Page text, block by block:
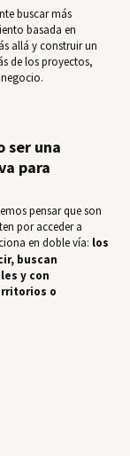
buscar más
basada en
allá y construir un
de los proyectos,
ser una
para
pensar que son
por acceder a
en doble vía: los
buscan
y con
o